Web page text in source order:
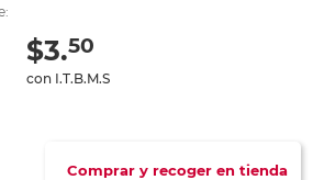
$3.50
con I.T.B.M.S
Comprar y recoger en tienda